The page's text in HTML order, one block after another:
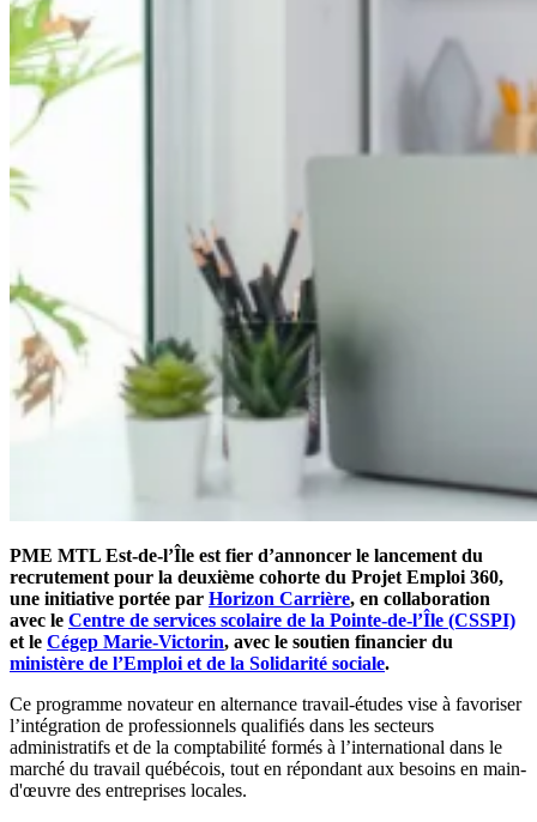
PME MTL Est-de-l’Île est fier d’annoncer le lancement du
recrutement pour la deuxième cohorte du Projet Emploi 360,
une initiative portée par Horizon Carrière, en collaboration
avec le Centre de services scolaire de la Pointe-de-l’Île (CSSPI)
et le Cégep Marie-Victorin, avec le soutien financier du
ministère de l’Emploi et de la Solidarité sociale.
Ce programme novateur en alternance travail-études vise à favoriser
l’intégration de professionnels qualifiés dans les secteurs
administratifs et de la comptabilité formés à l’international dans le
marché du travail québécois, tout en répondant aux besoins en main-
d'œuvre des entreprises locales.